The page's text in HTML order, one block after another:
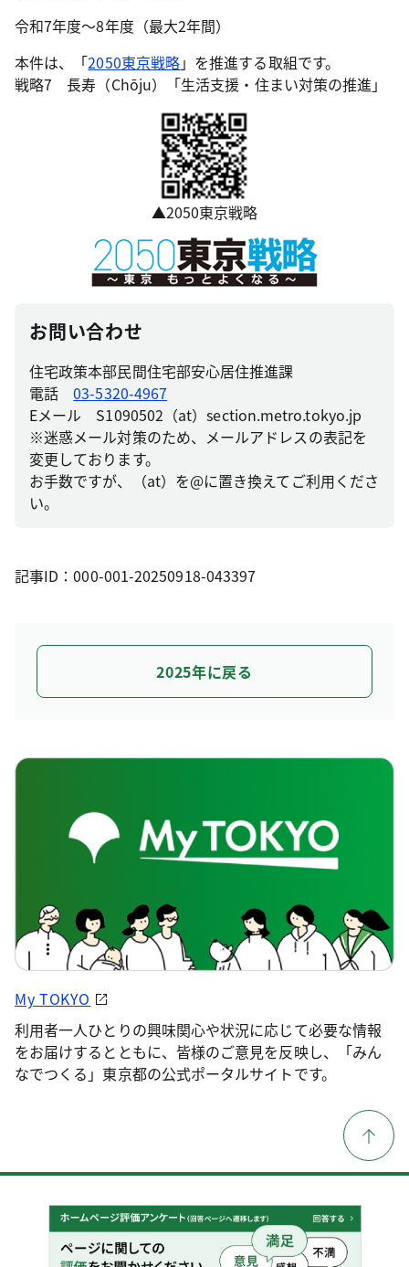
令和7年度～8年度（最大2年間）
本件は、「2050東京戦略」を推進する取組です。
戦略7 長寿（Chōju）「生活支援・住まい対策の推進」
▲2050東京戦略
お問い合わせ
住宅政策本部民間住宅部安心居住推進課
電話03-5320-4967
Eメール S1090502（at）section.metro.tokyo.jp
※迷惑メール対策のため、メールアドレスの表記を
変更しております。
お手数ですが、（at）を@に置き換えてご利用くださ
い。
記事ID：000-001-20250918-043397
2025年に戻る
My TOKYO
利用者一人ひとりの興味関心や状況に応じて必要な情報
をお届けするとともに、皆様のご意見を反映し、「みん
なでつくる」東京都の公式ポータルサイトです。